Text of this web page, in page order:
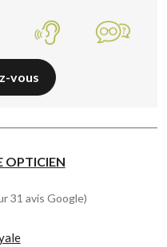
vous
OPTICIEN
31 avis Google)